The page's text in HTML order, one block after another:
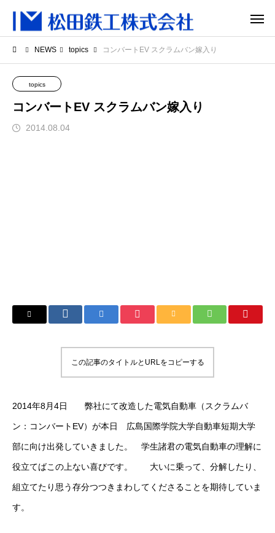
NEWS topics コンバートEV スクラムバン嫁入り
topics
コンバートEV スクラムバン嫁入り
2014.08.04
この記事のタイトルとURLをコピーする
2014年8月4日 弊社にて改造した電気自動車（スクラムバ
ン：コンバートEV）が本日 広島国際学院大学自動車短期大学
部に向け出発していきました。 学生諸君の電気自動車の理解に
役立てばこの上ない喜びです。 大いに乗って、分解したり、
組立てたり思う存分つつきまわしてくださることを期待していま
す。